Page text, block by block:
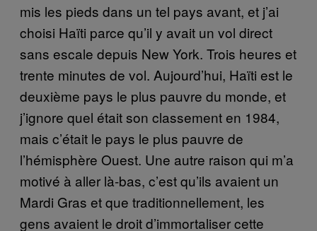
mis les pieds dans un tel pays avant, et j’ai
choisi Haïti parce qu’il y avait un vol direct
sans escale depuis New York. Trois heures et
trente minutes de vol. Aujourd’hui, Haïti est le
deuxième pays le plus pauvre du monde, et
j’ignore quel était son classement en 1984,
mais c’était le pays le plus pauvre de
l’hémisphère Ouest. Une autre raison qui m’a
motivé à aller là-bas, c’est qu’ils avaient un
Mardi Gras et que traditionnellement, les
gens avaient le droit d’immortaliser cette